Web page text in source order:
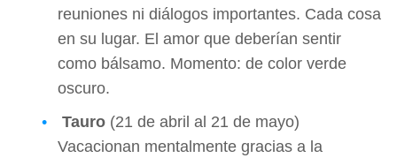
reuniones ni diálogos importantes. Cada cosa
en su lugar. El amor que deberían sentir
como bálsamo. Momento: de color verde
oscuro.
Tauro (21 de abril al 21 de mayo)
Vacacionan mentalmente gracias a la